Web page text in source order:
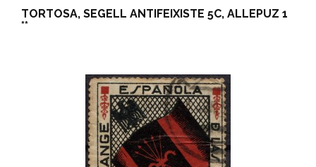
TORTOSA, SEGELL ANTIFEIXISTE 5C, ALLEPUZ 1
**